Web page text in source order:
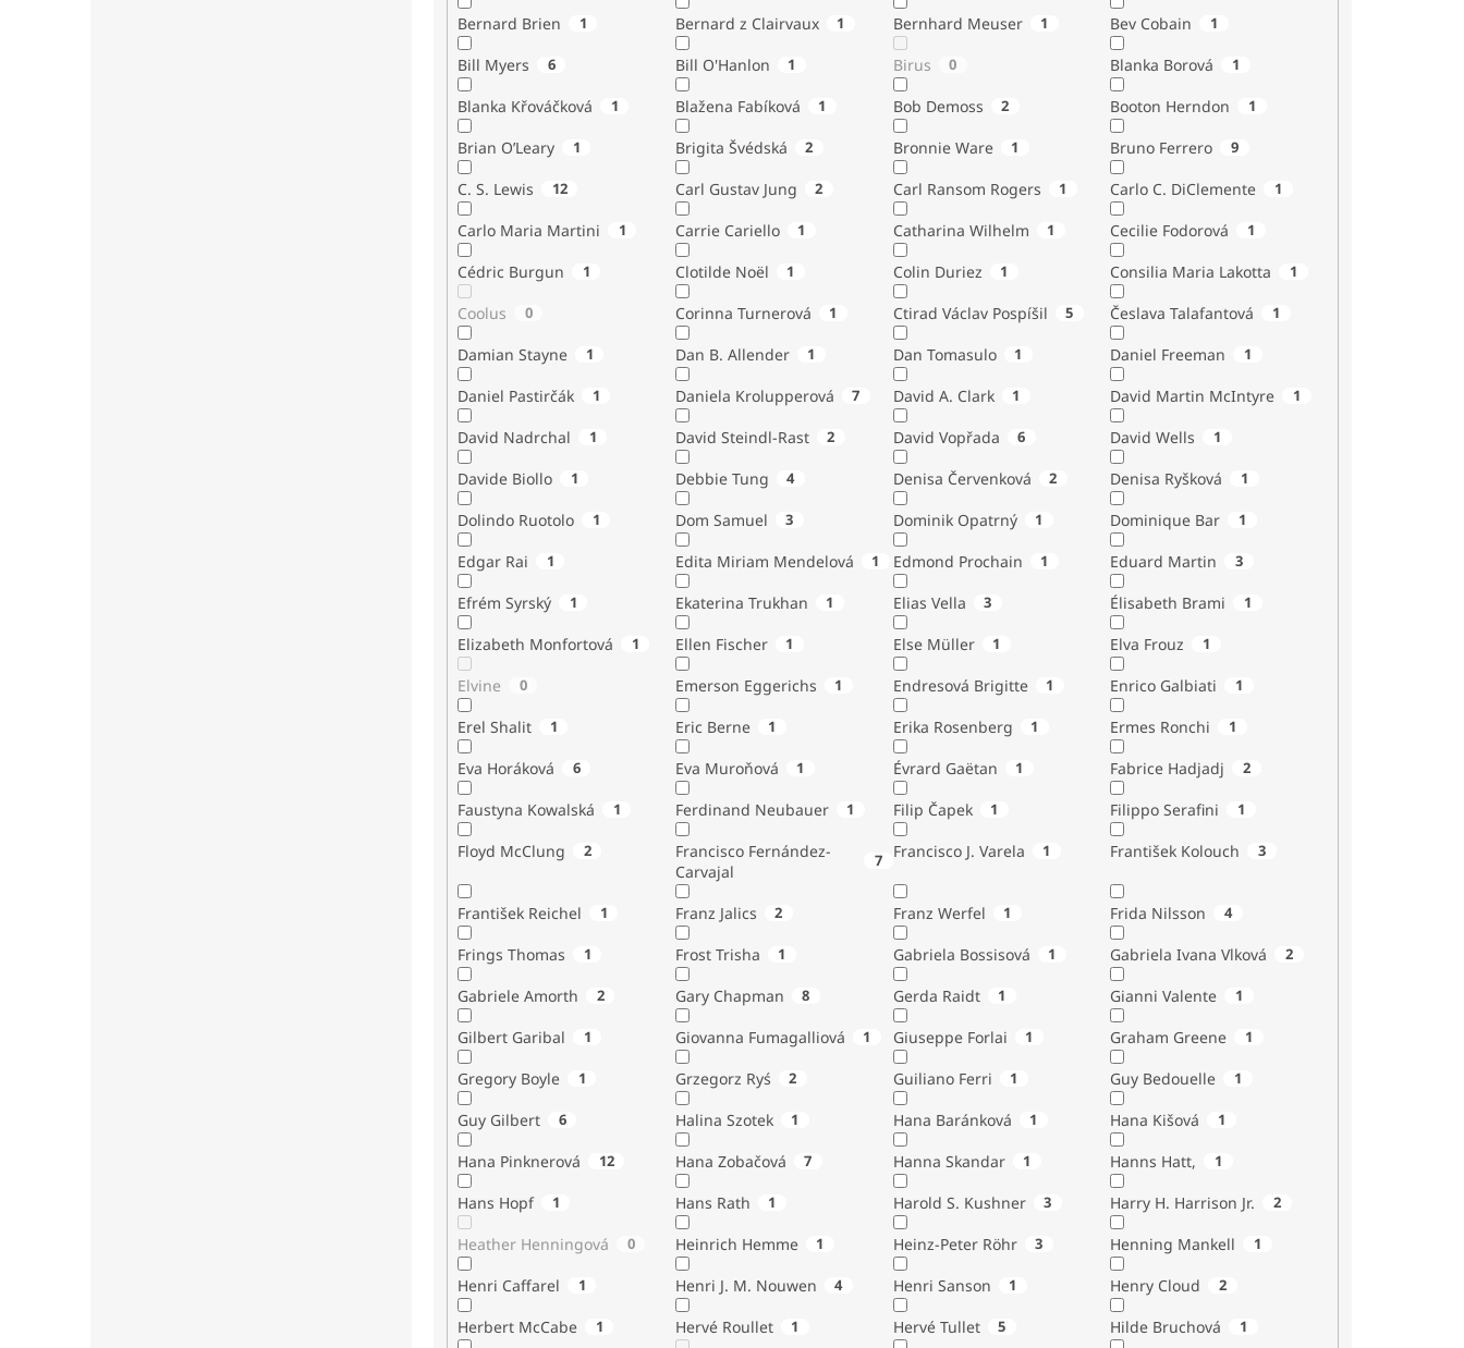
Bernard Brien 1 Bernard z Clairvaux 1 Bernhard Meuser 1 Bev Cobain 1
Bill Myers 6 Bill O'Hanlon 1 Birus 0 Blanka Borová 1
Blanka Křováčková 1 Blažena Fabíková 1 Bob Demoss 2 Booton Herndon 1
Brian O’Leary 1 Brigita Švédská 2 Bronnie Ware 1 Bruno Ferrero 9
C. S. Lewis 12 Carl Gustav Jung 2 Carl Ransom Rogers 1 Carlo C. DiClemente 1
Carlo Maria Martini 1 Carrie Cariello 1 Catharina Wilhelm 1 Cecilie Fodorová 1
Cédric Burgun 1 Clotilde Noël 1 Colin Duriez 1 Consilia Maria Lakotta 1
Coolus 0 Corinna Turnerová 1 Ctirad Václav Pospíšil 5 Česlava Talafantová 1
Damian Stayne 1 Dan B. Allender 1 Dan Tomasulo 1 Daniel Freeman 1
Daniel Pastirčák 1 Daniela Krolupperová 7 David A. Clark 1 David Martin McIntyre 1
David Nadrchal 1 David Steindl-Rast 2 David Vopřada 6 David Wells 1
Davide Biollo 1 Debbie Tung 4 Denisa Červenková 2 Denisa Ryšková 1
Dolindo Ruotolo 1 Dom Samuel 3 Dominik Opatrný 1 Dominique Bar 1
Edgar Rai 1 Edita Miriam Mendelová 1 Edmond Prochain 1 Eduard Martin 3
Efrém Syrský 1 Ekaterina Trukhan 1 Elias Vella 3 Élisabeth Brami 1
Elizabeth Monfortová 1 Ellen Fischer 1 Else Müller 1 Elva Frouz 1
Elvine 0 Emerson Eggerichs 1 Endresová Brigitte 1 Enrico Galbiati 1
Erel Shalit 1 Eric Berne 1 Erika Rosenberg 1 Ermes Ronchi 1
Eva Horáková 6 Eva Muroňová 1 Évrard Gaëtan 1 Fabrice Hadjadj 2
Faustyna Kowalská 1 Ferdinand Neubauer 1 Filip Čapek 1 Filippo Serafini 1
Floyd McClung 2
Francisco Fernández-
Carvajal
7 Francisco J. Varela 1 František Kolouch 3
František Reichel 1 Franz Jalics 2 Franz Werfel 1 Frida Nilsson 4
Frings Thomas 1 Frost Trisha 1 Gabriela Bossisová 1 Gabriela Ivana Vlková 2
Gabriele Amorth 2 Gary Chapman 8 Gerda Raidt 1 Gianni Valente 1
Gilbert Garibal 1 Giovanna Fumagalliová 1 Giuseppe Forlai 1 Graham Greene 1
Gregory Boyle 1 Grzegorz Ryś 2 Guiliano Ferri 1 Guy Bedouelle 1
Guy Gilbert 6 Halina Szotek 1 Hana Baránková 1 Hana Kišová 1
Hana Pinknerová 12 Hana Zobačová 7 Hanna Skandar 1 Hanns Hatt, 1
Hans Hopf 1 Hans Rath 1 Harold S. Kushner 3 Harry H. Harrison Jr. 2
Heather Henningová 0 Heinrich Hemme 1 Heinz-Peter Röhr 3 Henning Mankell 1
Henri Caffarel 1 Henri J. M. Nouwen 4 Henri Sanson 1 Henry Cloud 2
Herbert McCabe 1 Hervé Roullet 1 Hervé Tullet 5 Hilde Bruchová 1